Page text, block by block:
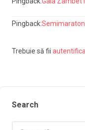
Pingback:Semimaraton
Trebuie să fii
Search